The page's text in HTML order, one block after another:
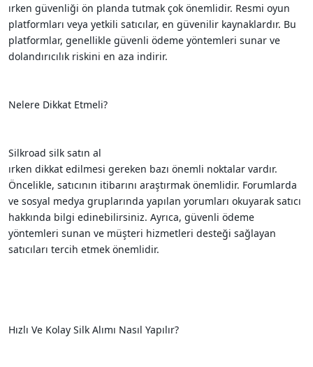
ırken güvenliği ön planda tutmak çok önemlidir. Resmi oyun
platformları veya yetkili satıcılar, en güvenilir kaynaklardır. Bu
platformlar, genellikle güvenli ödeme yöntemleri sunar ve
dolandırıcılık riskini en aza indirir.
Nelere Dikkat Etmeli?
Silkroad silk satın al
ırken dikkat edilmesi gereken bazı önemli noktalar vardır.
Öncelikle, satıcının itibarını araştırmak önemlidir. Forumlarda
ve sosyal medya gruplarında yapılan yorumları okuyarak satıcı
hakkında bilgi edinebilirsiniz. Ayrıca, güvenli ödeme
yöntemleri sunan ve müşteri hizmetleri desteği sağlayan
satıcıları tercih etmek önemlidir.
Hızlı Ve Kolay Silk Alımı Nasıl Yapılır?